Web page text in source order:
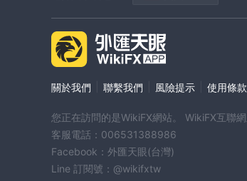
關於我們 聯繫我們 風險提示 使用條款
您正在訪問的是WikiFX網站。 WikiFX互聯
客服電話：006531388986
Facebook：外匯天眼(台灣)
Line 訂閱號：@wikifxtw